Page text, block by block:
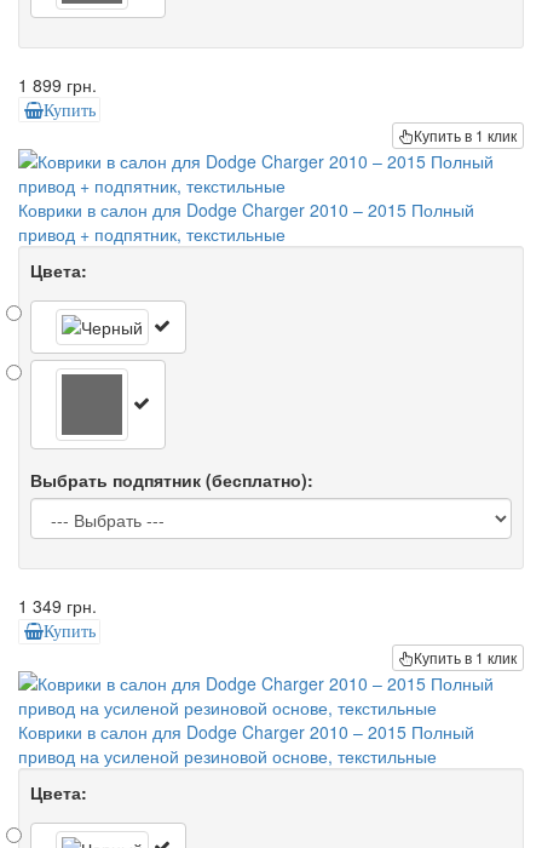
1 899 грн.
Купить
Купить в 1 клик
Коврики в салон для Dodge Charger 2010 – 2015 Полный
привод + подпятник, текстильные
Цвета:
Выбрать подпятник (бесплатно):
1 349 грн.
Купить
Купить в 1 клик
Коврики в салон для Dodge Charger 2010 – 2015 Полный
привод на усиленой резиновой основе, текстильные
Цвета: